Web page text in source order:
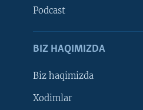
VOA
Podcast
BIZ HAQIMIZDA
Biz haqimizda
Xodimlar